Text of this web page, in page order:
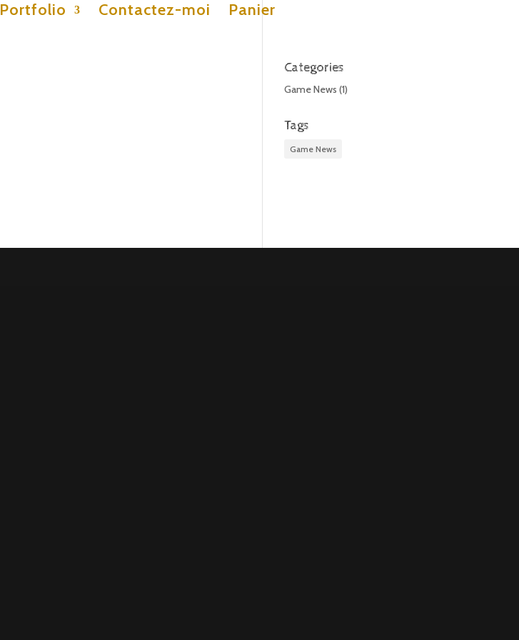
Portfolio Contactez-moi Panier
Categories
Game News (1)
Tags
Game News